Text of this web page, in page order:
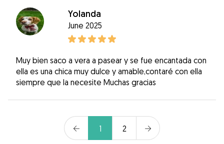
Yolanda
June 2025
Muy bien saco a vera a pasear y se fue encantada con
ella es una chica muy dulce y amable,contaré con ella
siempre que la necesite Muchas gracias
1 2